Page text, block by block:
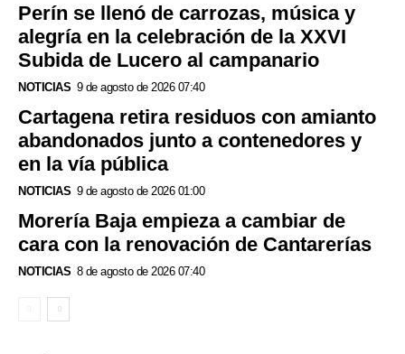
Perín se llenó de carrozas, música y
alegría en la celebración de la XXVI
Subida de Lucero al campanario
NOTICIAS 9 de agosto de 2026 07:40
Cartagena retira residuos con amianto
abandonados junto a contenedores y
en la vía pública
NOTICIAS 9 de agosto de 2026 01:00
Morería Baja empieza a cambiar de
cara con la renovación de Cantarerías
NOTICIAS 8 de agosto de 2026 07:40